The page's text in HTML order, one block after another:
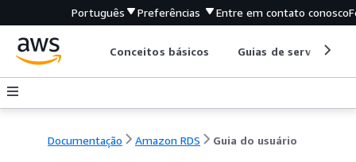
Português Preferências Entre em contato conosco
Conceitos básicos Guias de serviço
Documentação Amazon RDS Guia do usuário